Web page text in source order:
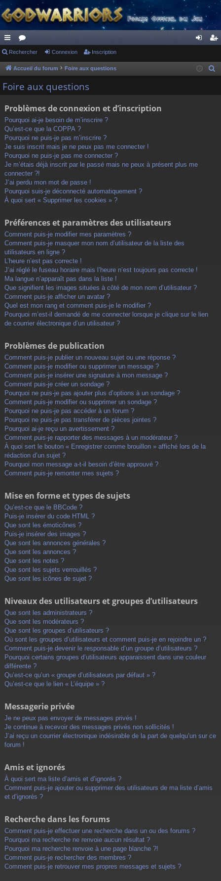
ac
co
ur
s
or
u ne cri
Rechercher Connexion Inscription
Accueil du forum Foire aux questions
Foire aux questions
Problèmes de connexion et d’inscription
Pourquoi ai-je besoin de m’inscrire ?
Qu’est-ce que la COPPA ?
Pourquoi ne puis-je pas m’inscrire ?
Je suis inscrit mais je ne peux pas me connecter !
Pourquoi ne puis-je pas me connecter ?
Je m’étais déjà inscrit par le passé mais ne peux à présent plus me
connecter ?!
J’ai perdu mon mot de passe !
Pourquoi suis-je déconnecté automatiquement ?
À quoi sert « Supprimer les cookies » ?
Préférences et paramètres des utilisateurs
Comment puis-je modifier mes paramètres ?
Comment puis-je masquer mon nom d’utilisateur de la liste des
utilisateurs en ligne ?
L’heure n’est pas correcte !
J’ai réglé le fuseau horaire mais l’heure n’est toujours pas correcte !
Ma langue n’apparaît pas dans la liste !
Que signifient les images situées à côté de mon nom d’utilisateur ?
Comment puis-je afficher un avatar ?
Quel est mon rang et comment puis-je le modifier ?
Pourquoi m’est-il demandé de me connecter lorsque je clique sur le lien
de courrier électronique d’un utilisateur ?
Problèmes de publication
Comment puis-je publier un nouveau sujet ou une réponse ?
Comment puis-je modifier ou supprimer un message ?
Comment puis-je insérer une signature à mon message ?
Comment puis-je créer un sondage ?
Pourquoi ne puis-je pas ajouter plus d’options à un sondage ?
Comment puis-je modifier ou supprimer un sondage ?
Pourquoi ne puis-je pas accéder à un forum ?
Pourquoi ne puis-je pas transférer de pièces jointes ?
Pourquoi ai-je reçu un avertissement ?
Comment puis-je rapporter des messages à un modérateur ?
À quoi sert le bouton « Enregistrer comme brouillon » affiché lors de la
rédaction d’un sujet ?
Pourquoi mon message a-t-il besoin d’être approuvé ?
Comment puis-je remonter mes sujets ?
Mise en forme et types de sujets
Qu’est-ce que le BBCode ?
Puis-je insérer du code HTML ?
Que sont les émoticônes ?
Puis-je insérer des images ?
Que sont les annonces générales ?
Que sont les annonces ?
Que sont les notes ?
Que sont les sujets verrouillés ?
Que sont les icônes de sujet ?
Niveaux des utilisateurs et groupes d’utilisateurs
Que sont les administrateurs ?
Que sont les modérateurs ?
Que sont les groupes d’utilisateurs ?
Où sont les groupes d’utilisateurs et comment puis-je en rejoindre un ?
Comment puis-je devenir le responsable d’un groupe d’utilisateurs ?
Pourquoi certains groupes d’utilisateurs apparaissent dans une couleur
différente ?
Qu’est-ce qu’un « groupe d’utilisateurs par défaut » ?
Qu’est-ce que le lien « L’équipe » ?
Messagerie privée
Je ne peux pas envoyer de messages privés !
Je continue à recevoir des messages privés non sollicités !
J’ai reçu un courrier électronique indésirable de la part de quelqu’un sur ce
forum !
Amis et ignorés
À quoi sert ma liste d’amis et d’ignorés ?
Comment puis-je ajouter ou supprimer des utilisateurs de ma liste d’amis
et d’ignorés ?
Recherche dans les forums
Comment puis-je effectuer une recherche dans un ou des forums ?
Pourquoi ma recherche ne renvoie aucun résultat ?
Pourquoi ma recherche renvoie à une page blanche ?!
Comment puis-je rechercher des membres ?
Comment puis-je retrouver mes propres messages et sujets ?